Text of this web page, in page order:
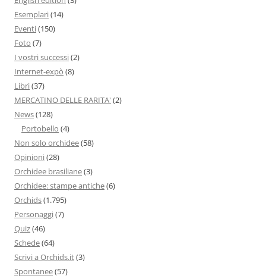
Esemplari(14)
Eventi(150)
Foto (7)
I vostri successi(2)
Internet-expò (8)
Libri(37)
MERCATINO DELLE RARITA' (2)
News(128)
Portobello (4)
Non solo orchidee(58)
Opinioni(28)
Orchidee brasiliane(3)
Orchidee: stampe antiche(6)
Orchids(1.795)
Personaggi(7)
Quiz(46)
Schede(64)
Scrivi a Orchids.it(3)
Spontanee(57)